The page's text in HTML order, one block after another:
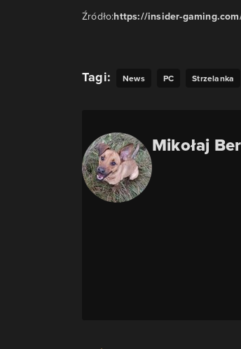
Źródło:https://insider-
Tagi: News PC Strzelanka
Mikołaj